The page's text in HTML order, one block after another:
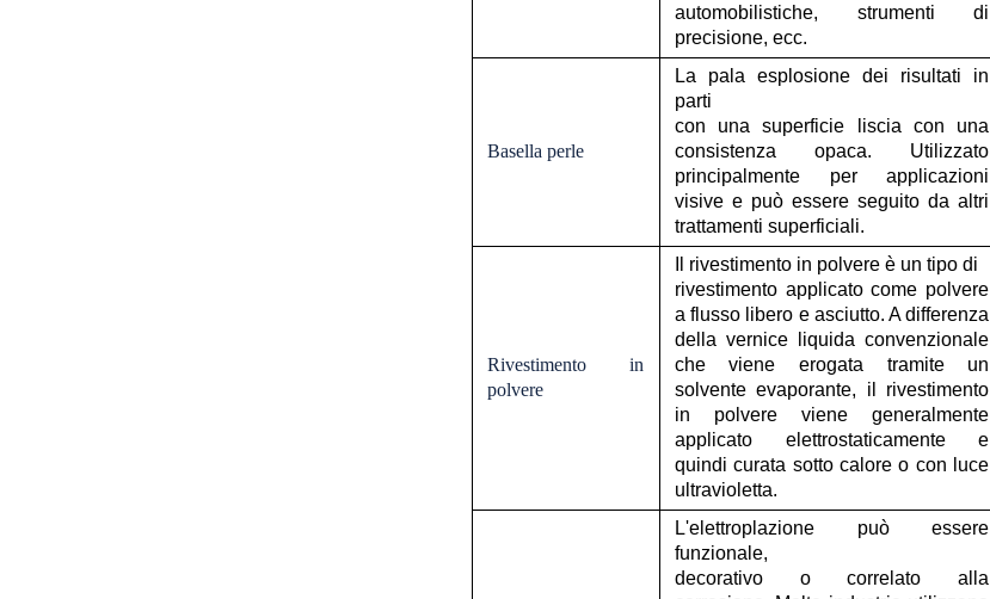
automobilistiche, strumenti di
precisione, ecc.
Basella perle
La pala esplosione dei risultati in
parti
con una superficie liscia con una
consistenza opaca. Utilizzato
principalmente per applicazioni
visive e può essere seguito da altri
trattamenti superficiali.
Rivestimento in
polvere
Il rivestimento in polvere è un tipo di
rivestimento applicato come polvere
a flusso libero e asciutto. A differenza
della vernice liquida convenzionale
che viene erogata tramite un
solvente evaporante, il rivestimento
in polvere viene generalmente
applicato elettrostaticamente e
quindi curata sotto calore o con luce
ultravioletta.
L'elettroplazione può essere
funzionale,
decorativo o correlato alla